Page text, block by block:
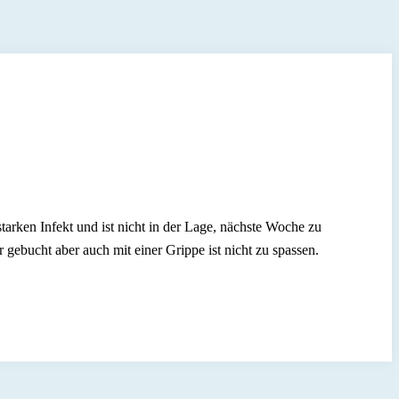
Infekt und ist nicht in der Lage, nächste Woche zu
aber auch mit einer Grippe ist nicht zu spassen.